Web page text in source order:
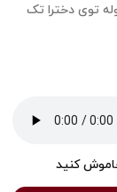
توی دخترا تک
کنید